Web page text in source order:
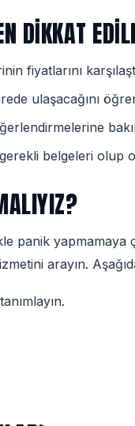
DIKKAT
fiyatlarını
ulaşacağını
belgeleri olup
panik
arayın.